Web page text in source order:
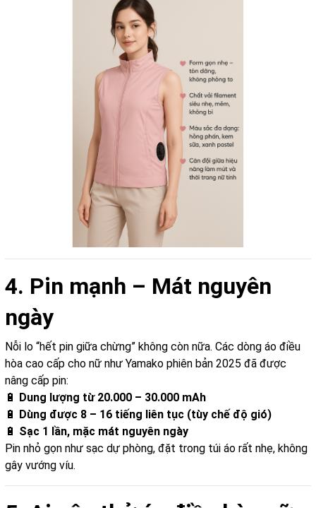
4. Pin mạnh – Mát nguyên
ngày
Nỗi lo “hết pin giữa chừng” không còn nữa. Các dòng áo điều
hòa cao cấp cho nữ như Yamako phiên bản 2025 đã được
nâng cấp pin:
🔋 Dung lượng từ 20.000 – 30.000 mAh
🔋 Dùng được 8 – 16 tiếng liên tục (tùy chế độ gió)
🔋 Sạc 1 lần, mặc mát nguyên ngày
Pin nhỏ gọn như sạc dự phòng, đặt trong túi áo rất nhẹ, không
gây vướng víu.